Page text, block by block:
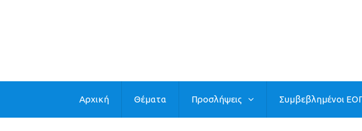
Αρχική Θέματα Προσλήψεις Συμβεβλημένοι